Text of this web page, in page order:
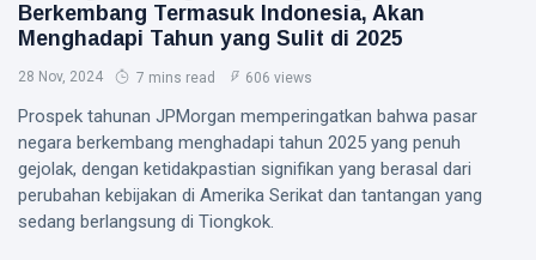
Berkembang Termasuk Indonesia, Akan
Menghadapi Tahun yang Sulit di 2025
28 Nov, 2024 7 mins read 606 views
Prospek tahunan JPMorgan memperingatkan bahwa pasar
negara berkembang menghadapi tahun 2025 yang penuh
gejolak, dengan ketidakpastian signifikan yang berasal dari
perubahan kebijakan di Amerika Serikat dan tantangan yang
sedang berlangsung di Tiongkok.